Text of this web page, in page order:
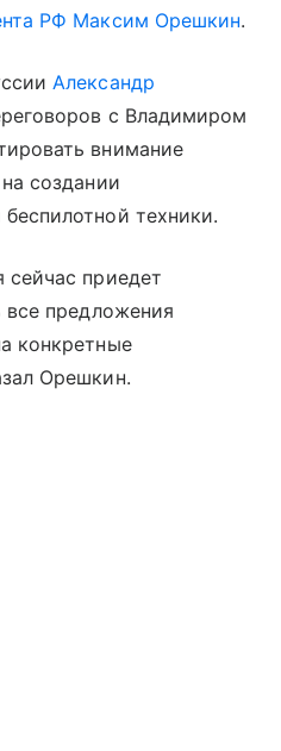
РФ Максим Орешкин.
Александр
с Владимиром
внимание
на создании
техники.
сейчас приедет
все предложения
конкретные
Орешкин.